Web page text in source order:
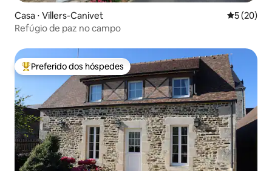
Casa ⋅ Villers-Canivet 5 de uma
5 (20)
Refúgio de paz no campo
Entre os melhores preferidos dos hóspedes
Preferido dos hóspedes